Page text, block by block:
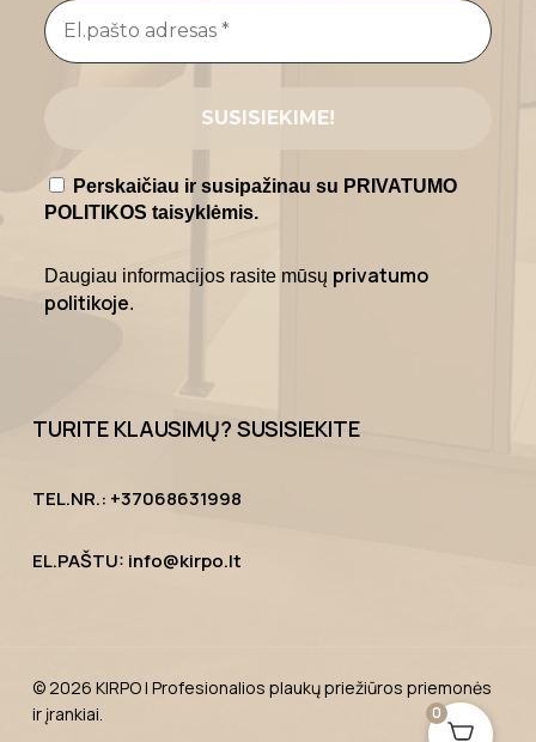
Perskaičiau ir susipažinau su PRIVATUMO
POLITIKOS taisyklėmis.
Daugiau informacijos rasite mūsų privatumo
politikoje.
TURITE KLAUSIMŲ? SUSISIEKITE
TEL.NR.: +37068631998
EL.PAŠTU: info@kirpo.lt
© 2026 KIRPO | Profesionalios plaukų priežiūros priemonės
ir įrankiai.
0